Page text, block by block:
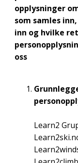
opplysninger
som samles
inn og hvilke
oss
Learn2